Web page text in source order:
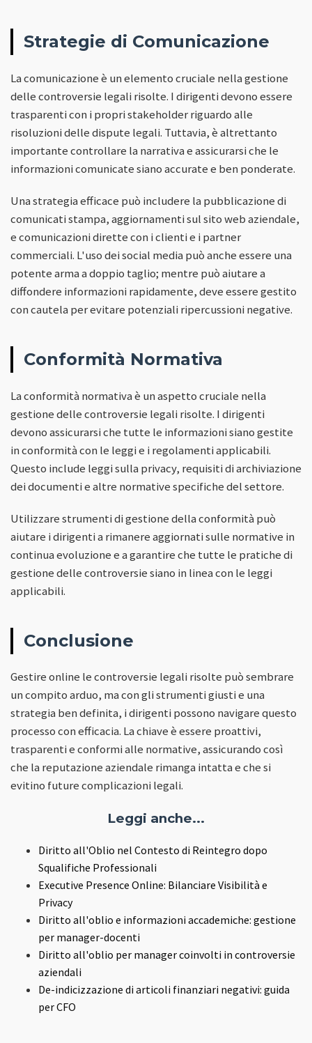
Strategie di Comunicazione
La comunicazione è un elemento cruciale nella gestione
delle controversie legali risolte. I dirigenti devono essere
trasparenti con i propri stakeholder riguardo alle
risoluzioni delle dispute legali. Tuttavia, è altrettanto
importante controllare la narrativa e assicurarsi che le
informazioni comunicate siano accurate e ben ponderate.
Una strategia efficace può includere la pubblicazione di
comunicati stampa, aggiornamenti sul sito web aziendale,
e comunicazioni dirette con i clienti e i partner
commerciali. L'uso dei social media può anche essere una
potente arma a doppio taglio; mentre può aiutare a
diffondere informazioni rapidamente, deve essere gestito
con cautela per evitare potenziali ripercussioni negative.
Conformità Normativa
La conformità normativa è un aspetto cruciale nella
gestione delle controversie legali risolte. I dirigenti
devono assicurarsi che tutte le informazioni siano gestite
in conformità con le leggi e i regolamenti applicabili.
Questo include leggi sulla privacy, requisiti di archiviazione
dei documenti e altre normative specifiche del settore.
Utilizzare strumenti di gestione della conformità può
aiutare i dirigenti a rimanere aggiornati sulle normative in
continua evoluzione e a garantire che tutte le pratiche di
gestione delle controversie siano in linea con le leggi
applicabili.
Conclusione
Gestire online le controversie legali risolte può sembrare
un compito arduo, ma con gli strumenti giusti e una
strategia ben definita, i dirigenti possono navigare questo
processo con efficacia. La chiave è essere proattivi,
trasparenti e conformi alle normative, assicurando così
che la reputazione aziendale rimanga intatta e che si
evitino future complicazioni legali.
Leggi anche...
Diritto all'Oblio nel Contesto di Reintegro dopo
Squalifiche Professionali
Executive Presence Online: Bilanciare Visibilità e
Privacy
Diritto all'oblio e informazioni accademiche: gestione
per manager-docenti
Diritto all'oblio per manager coinvolti in controversie
aziendali
De-indicizzazione di articoli finanziari negativi: guida
per CFO